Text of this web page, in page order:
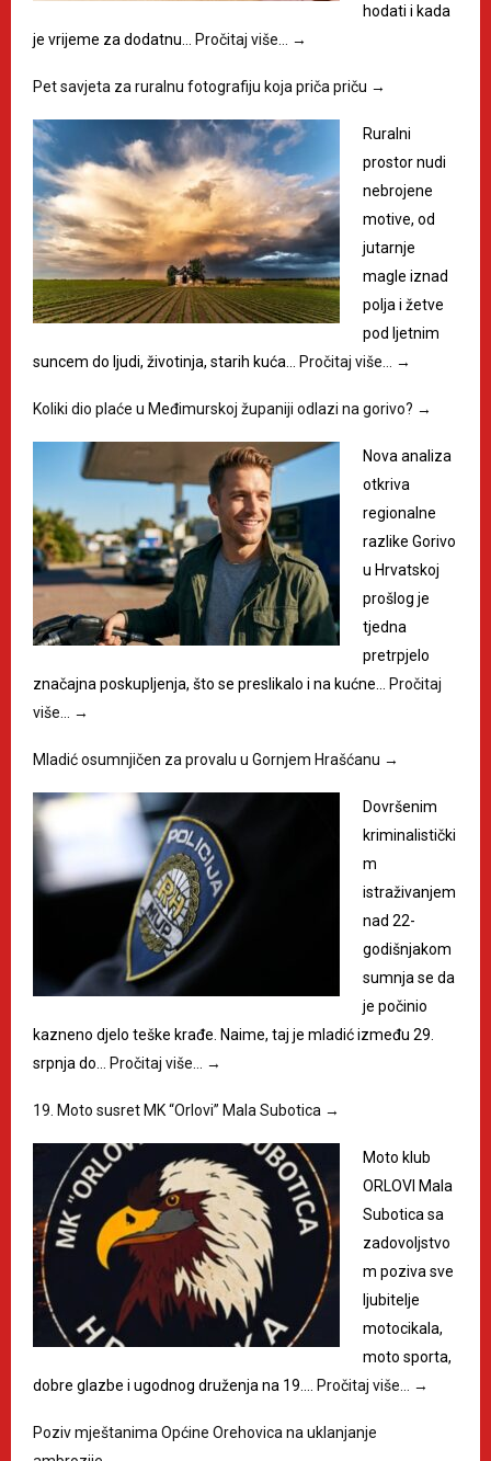
hodati i kada
je vrijeme za dodatnu… Pročitaj više… →
Pet savjeta za ruralnu fotografiju koja priča priču →
Ruralni
prostor nudi
nebrojene
motive, od
jutarnje
magle iznad
polja i žetve
pod ljetnim
suncem do ljudi, životinja, starih kuća… Pročitaj više… →
Koliki dio plaće u Međimurskoj županiji odlazi na gorivo? →
Nova analiza
otkriva
regionalne
razlike Gorivo
u Hrvatskoj
prošlog je
tjedna
pretrpjelo
značajna poskupljenja, što se preslikalo i na kućne… Pročitaj
više…
→
Mladić osumnjičen za provalu u Gornjem Hrašćanu →
Dovršenim
kriminalistički
m
istraživanjem
nad 22-
godišnjakom
sumnja se da
je počinio
kazneno djelo teške krađe. Naime, taj je mladić između 29.
srpnja do… Pročitaj više… →
19. Moto susret MK “Orlovi” Mala Subotica →
Moto klub
ORLOVI Mala
Subotica sa
zadovoljstvo
m poziva sve
ljubitelje
motocikala,
moto sporta,
dobre glazbe i ugodnog druženja na 19.… Pročitaj više… →
Poziv mještanima Općine Orehovica na uklanjanje